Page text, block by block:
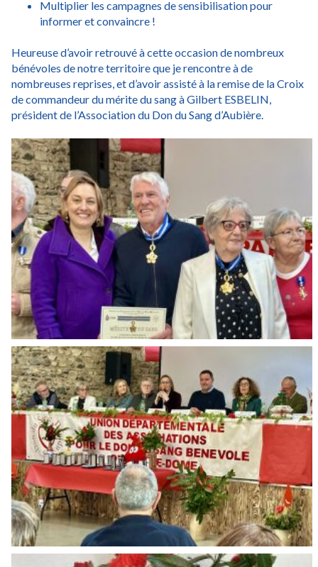
Multiplier les campagnes de sensibilisation pour
informer et convaincre !
Heureuse d’avoir retrouvé à cette occasion de nombreux
bénévoles de notre territoire que je rencontre à de
nombreuses reprises, et d’avoir assisté à la remise de la Croix
de commandeur du mérite du sang à Gilbert ESBELIN,
président de l’Association du Don du Sang d’Aubière.